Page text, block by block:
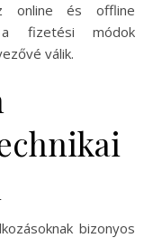
online és offline
a fizetési módok
válik.
bizonyos